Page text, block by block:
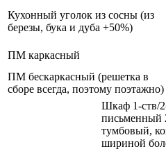
Кухонный уголок из сосны (из
березы, бука и дуба +50%)
ПМ каркасный
ПМ бескаркасный (решетка в
сборе всегда, поэтому поэтажно)
Шкаф 1-ств/
письменный
тумбовый,
шириной